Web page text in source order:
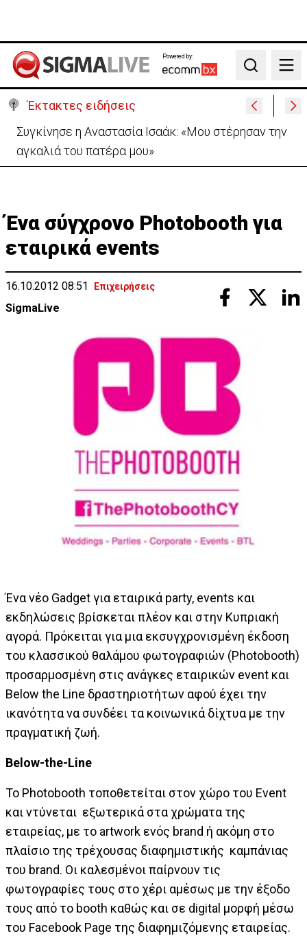
Powered by:
Search
Έκτακτες ειδήσεις
Μεγάλο πακέτο όπλων από Τουρκία προς Ουκρανία
-Κίνηση με μήνυμα προς Μόσχα;
Ένα σύγχρονο Photobooth για
εταιρικά events
16.10.2012 08:51 Επιχειρήσεις
SigmaLive
Ένα νέο Gadget για εταιρικά party, events και
εκδηλώσεις βρίσκεται πλέον και στην Κυπριακή
αγορά. Πρόκειται για μια εκσυγχρονισμένη έκδοση
του κλασσικού θαλάμου φωτογραφιών (Photobooth)
προσαρμοσμένη στις ανάγκες εταιρικών event και
Below the Line δραστηριοτήτων αφού έχει την
ικανότητα να συνδέει τα κοινωνικά δίχτυα με την
πραγματική ζωή.
Below-the-Line
Το Photobooth τοποθετείται στον χώρο του Event
και ντύνεται εξωτερικά στα χρώματα της
εταιρείας, με το artwork ενός brand ή ακόμη στο
πλαίσιο της τρέχουσας διαφημιστικής καμπάνιας
του brand. Οι καλεσμένοι παίρνουν τις
φωτογραφίες τους στο χέρι αμέσως με την έξοδο
τους από το booth καθώς και σε digital μορφή μέσω
του Facebook Page της διαφημιζόμενης εταιρείας.